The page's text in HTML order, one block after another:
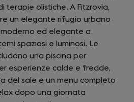
terapie olistiche. A Fitzrovia,
un elegante rifugio urbano
ed elegante a
spaziosi e luminosi. Le
una piscina per
esperienze calde e fredde,
del sale e un menu completo
dopo una giornata